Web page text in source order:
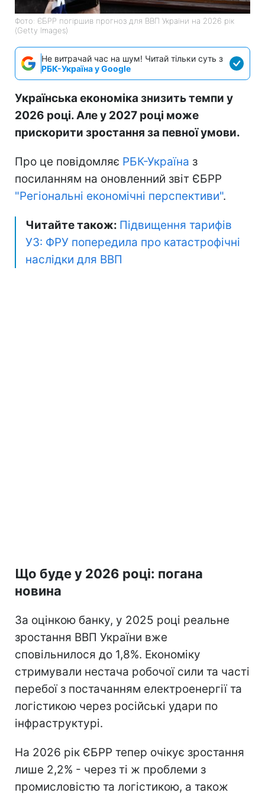
Фото: ЄБРР погіршив прогноз для ВВП України на 2026 рік
(Getty Images)
Не витрачай час на шум! Читай тільки суть з
РБК-Україна у Google
Українська економіка знизить темпи у
2026 році. Але у 2027 році може
прискорити зростання за певної умови.
Про це повідомляє РБК-Україна з
посиланням на оновленний звіт ЄБРР
"Регіональні економічні перспективи".
Читайте також: Підвищення тарифів
УЗ: ФРУ попередила про катастрофічні
наслідки для ВВП
Що буде у 2026 році: погана
новина
За оцінкою банку, у 2025 році реальне
зростання ВВП України вже
сповільнилося до 1,8%. Економіку
стримували нестача робочої сили та часті
перебої з постачанням електроенергії та
логістикою через російські удари по
інфраструктурі.
На 2026 рік ЄБРР тепер очікує зростання
лише 2,2% - через ті ж проблеми з
промисловістю та логістикою, а також